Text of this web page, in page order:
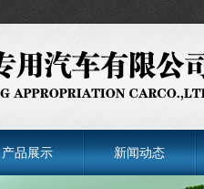
产品展示 新闻动态